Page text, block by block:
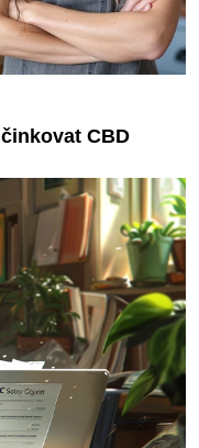
CBD